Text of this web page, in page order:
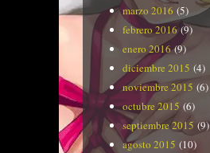
marzo 2016 (5)
febrero 2016(9)
enero 2016(9)
diciembre 2015 (4)
noviembre 2015 (6)
octubre 2015 (6)
septiembre 2015 (9)
agosto 2015 (10)